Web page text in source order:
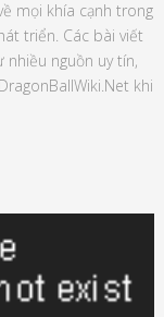
mọi khía cạnh trong
triển. Các bài viết
nguồn uy tín,
khi